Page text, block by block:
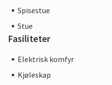
Spisestue
Stue
Fasiliteter
Elektrisk komfyr
Kjøleskap